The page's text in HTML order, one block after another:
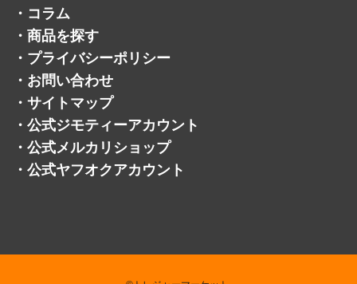
・ コラム
・ 商品を探す
・ プライバシーポリシー
・ お問い合わせ
・ サイトマップ
・ 公式ジモティーアカウント
・ 公式メルカリショップ
・ 公式ヤフオクアカウント